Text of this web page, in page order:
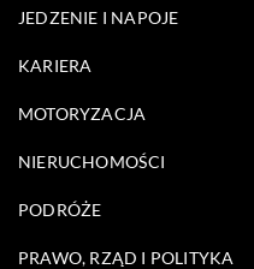
JEDZENIE I NAPOJE
KARIERA
MOTORYZACJA
NIERUCHOMOŚCI
PODRÓŻE
PRAWO, RZĄD I POLITYKA